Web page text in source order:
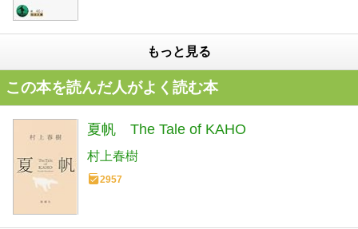
もっと見る
この本を読んだ人がよく読む本
夏帆 The Tale of KAHO
村上春樹
2957